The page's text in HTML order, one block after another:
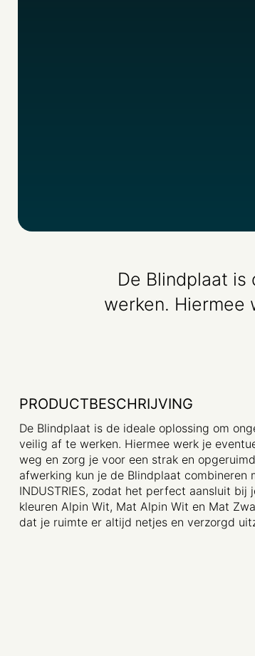
De Blindplaat
werken. Hiermee
PRODUCTBESCHRIJVING
De Blindplaat is de ideale oplossing om
veilig af te werken. Hiermee werk je
weg en zorg je voor een strak en
afwerking kun je de Blindplaat combineren
INDUSTRIES, zodat het perfect aansluit bij
kleuren Alpin Wit, Mat Alpin Wit en Mat
dat je ruimte er altijd netjes en verzorgd